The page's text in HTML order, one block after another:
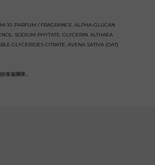
10. PARFUM / FRAGRANCE. ALPHA-GLUCAN
SODIUM PHYTATE. GLYCERIN. ALTHAEA
GLYCERIDES CITRATE. AVENA SATIVA (OAT)
客服團隊。